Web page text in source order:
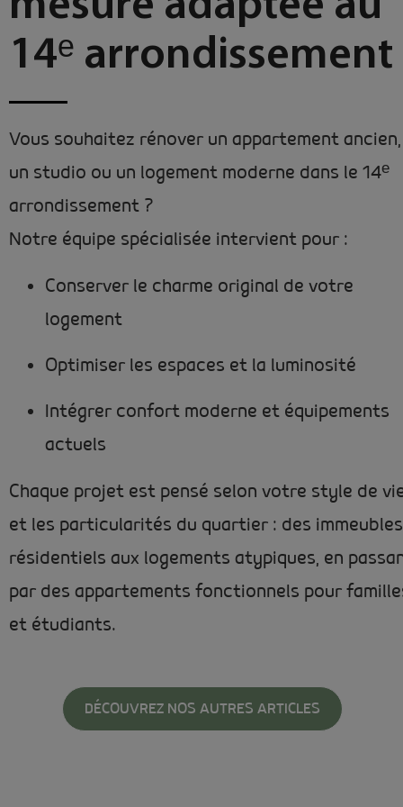
14ᵉ arrondissement
Vous souhaitez rénover un appartement ancien,
un studio ou un logement moderne dans le 14ᵉ
arrondissement ?
Notre équipe spécialisée intervient pour :
Conserver le charme original de votre
logement
Optimiser les espaces et la luminosité
Intégrer confort moderne et équipements
actuels
Chaque projet est pensé selon votre style de
et les particularités du quartier : des immeubles
résidentiels aux logements atypiques, en
par des appartements fonctionnels pour
et étudiants.
DÉCOUVREZ NOS AUTRES ARTICLES